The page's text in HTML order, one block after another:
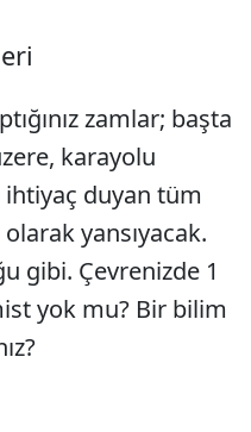
zamlar; başta
karayolu
ihtiyaç duyan tüm
yansıyacak.
gibi. Çevrenizde 1
yok mu? Bir bilim